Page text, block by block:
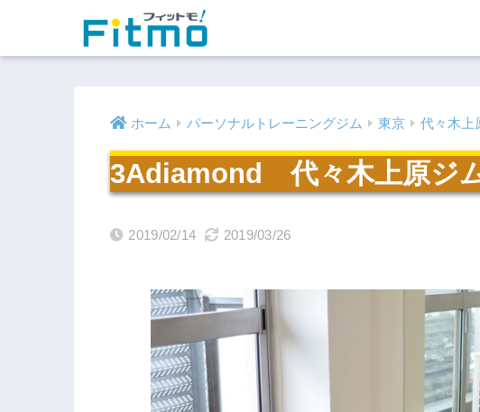
ホーム パーソナルトレーニングジム 東京 代々木上
3Adiamond 代々木上原ジ
2019/02/14 2019/03/26